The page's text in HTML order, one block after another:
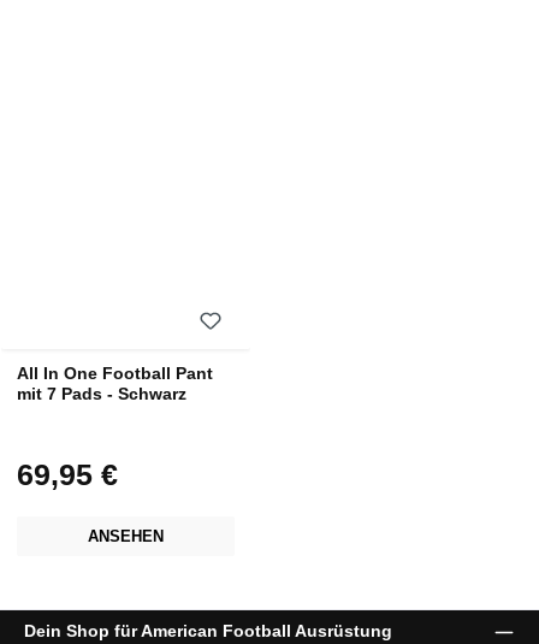
All In One Football Pant
mit 7 Pads - Schwarz
Regulärer Preis:
69,95 €
ANSEHEN
Dein Shop für American Football Ausrüstung